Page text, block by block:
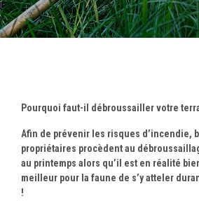
Pourquoi faut-il débroussailler votre
Afin de prévenir les risques d’incendie,
propriétaires procèdent au
au printemps alors qu’il est en réalité
meilleur pour la faune de s’y atteler
!